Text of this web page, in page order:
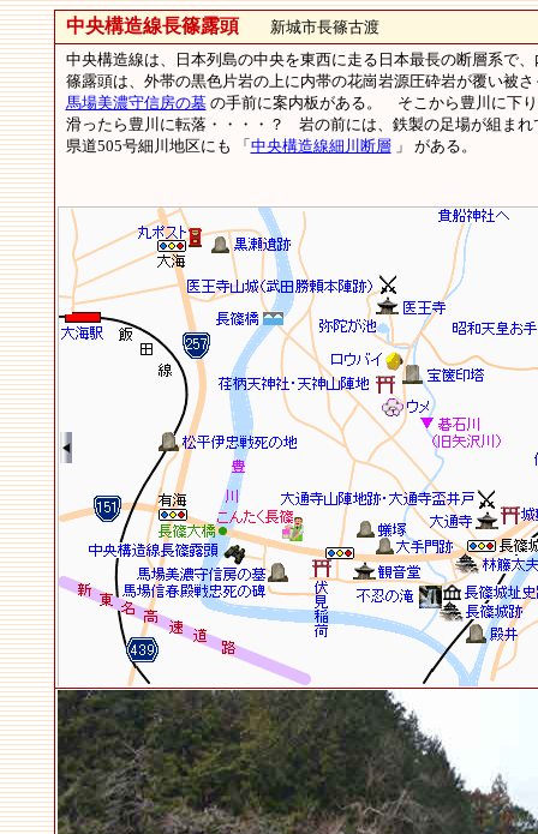
中央構造線長篠露頭 新城市長篠古渡
中央構造線は、日本列島の中央を東西に走る日本最長の断層系で
篠露頭は、外帯の黒色片岩の上に内帯の花崗岩源圧砕岩が覆い被
馬場美濃守信房の墓の手前に案内板がある。 そこから豊川に下
滑ったら豊川に転落・・・・？ 岩の前には、鉄製の足場が組まれ
県道505号細川地区にも 「 中央構造線細川断層」 がある。